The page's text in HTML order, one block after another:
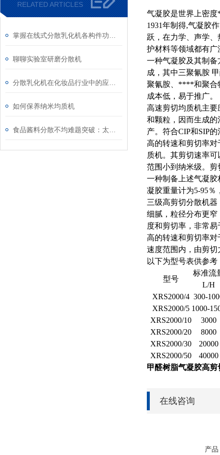
RELATED ARTICLES
聊聊实验室研磨分散机
如何保养纳米均质机
气凝胶是世界上密
1931年制得,气凝胶
跃，在力学、声学
护材料等领域都有广
一种气凝胶及其制
成，其中三聚氰胺
聚氰胺、****和聚合
成本低，易于推广。
高速剪切均质机主
和颗粒，因而生成
产。符合CIP和SIP
高的转速和剪切率
质机。其剪切速率
范围小到纳米级。
一种制备上述气凝
凝胶重量计为5-95％
三级高剪切分散机
细腻，粒径分布更
度和剪切率，非常
高的转速和剪切率对
速度范围内，由剪
以下为型号表供参考
型号
标准流
L/H
XRS2000/4 300-
XRS2000/5 1000-
XRS2000/10
3000
XRS2000/20
8000
XRS2000/30
20000
XRS2000/50
40000
甲醛树脂气凝胶高剪
在线咨询
产品